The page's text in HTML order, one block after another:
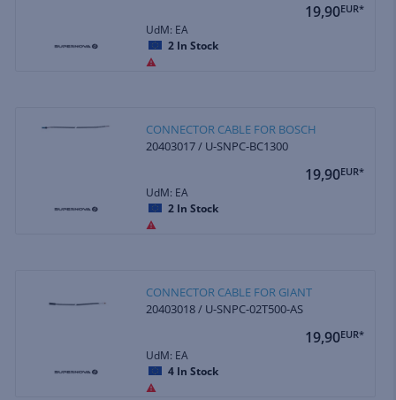
19,90EUR*
UdM: EA
2 In Stock
CONNECTOR CABLE FOR BOSCH
20403017 / U-SNPC-BC1300
19,90EUR*
UdM: EA
2 In Stock
CONNECTOR CABLE FOR GIANT
20403018 / U-SNPC-02T500-AS
19,90EUR*
UdM: EA
4 In Stock